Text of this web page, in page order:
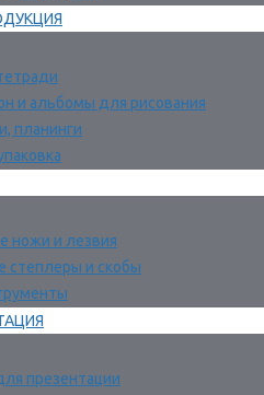
и альбомы для рисования
планинги
ножи и лезвия
степлеры и скобы
презентации